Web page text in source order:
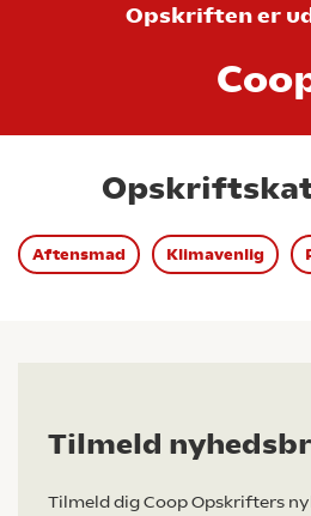
Opskriften er
Aftensmad Klimavenlig
Tilmeld
Tilmeld dig Coop Opskrifters